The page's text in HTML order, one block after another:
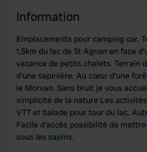
We also share information about your
may combine it with other information
provided to them or that they’ve
of their services.
Information
Emplacements pour camping car.
1,5km du lac de St Agnan en face
vacance de petits chalets. Terrain
d'une sapinière. Au cœur d'une
le Morvan. Sans bruit je vous
simplicité de la nature Les
VTT et balade pour tour du lac.
Facile d'accès possibilité de
sous les sapins.